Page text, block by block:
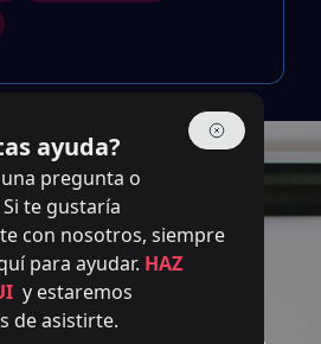
ayuda?
pregunta o
te gustaría
con nosotros, siempre
para ayudar. HAZ
y estaremos
de asistirte.